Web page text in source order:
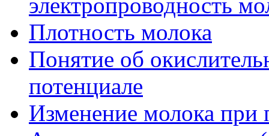
Плотность молока
Понятие об
потенциале
Изменение молока